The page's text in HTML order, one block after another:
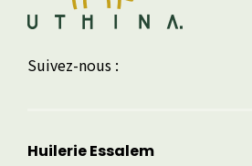
Suivez-nous :
Huilerie Essalem